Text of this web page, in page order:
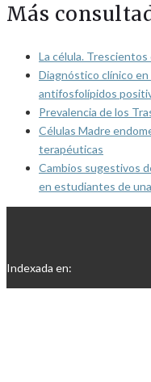
Más
La célula.
Diagnóstico clínico
antifosfolípidos
Prevalencia de los
Células Madre
terapéuticas
Cambios sugestivos
en estudiantes de
Indexada en: